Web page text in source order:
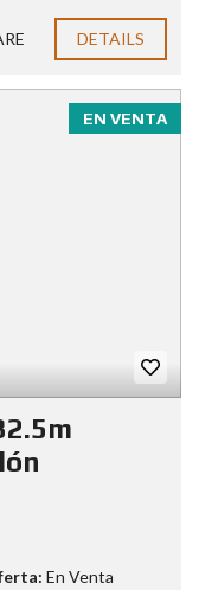
DETAILS
EN VENTA
En Venta